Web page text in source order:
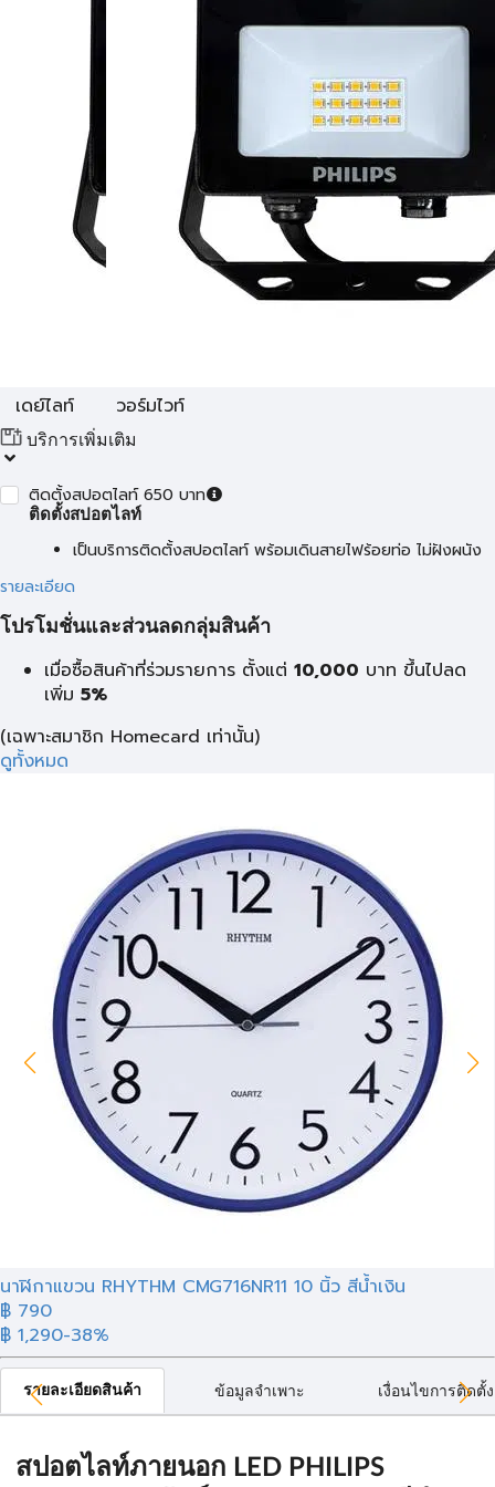
เดย์ไลท์ วอร์มไวท์
บริการเพิ่มเติม
ติดตั้งสปอตไลท์ 650 บาท
ติดตั้งสปอตไลท์
เป็นบริการติดตั้งสปอตไลท์ พร้อมเดินสายไฟร้อยท่อ ไม่ฝังผนัง
รายละเอียด
โปรโมชั่นและส่วนลดกลุ่มสินค้า
เมื่อซื้อสินค้าที่ร่วมรายการ ตั้งแต่ 10,000 บาท ขึ้นไปลด
เพิ่ม 5%
(เฉพาะสมาชิก Homecard เท่านั้น)
ดูทั้งหมด
นาฬิกาแขวน RHYTHM CMG716NR11 10 นิ้ว สีน้ำเงิน
฿ 790
฿ 1,290-38%
รายละเอียดสินค้า ข้อมูลจำเพาะ เงื่อนไขการติดตั้ง
สปอตไลท์ภายนอก LED PHILIPS